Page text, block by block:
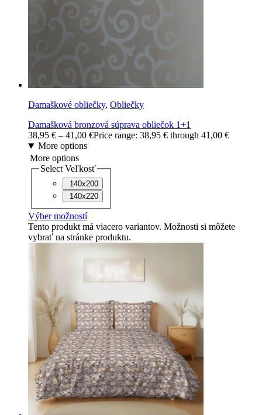
Damaškové obliečky, Obliečky
Damašková bronzová súprava obliečok 1+1
38,95 € – 41,00 €Price range: 38,95 € through 41,00 €
More options
More options
Select Veľkosť
140x200
140x220
Výber možností
Tento produkt má viacero variantov. Možnosti si môžete
vybrať na stránke produktu.